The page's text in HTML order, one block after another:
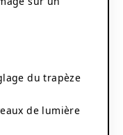
du trapèze
de lumière